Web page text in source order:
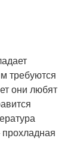
требуются
они любят